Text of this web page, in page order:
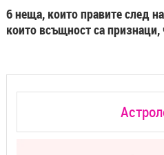
6 неща, които правите след
които всъщност са признаци,